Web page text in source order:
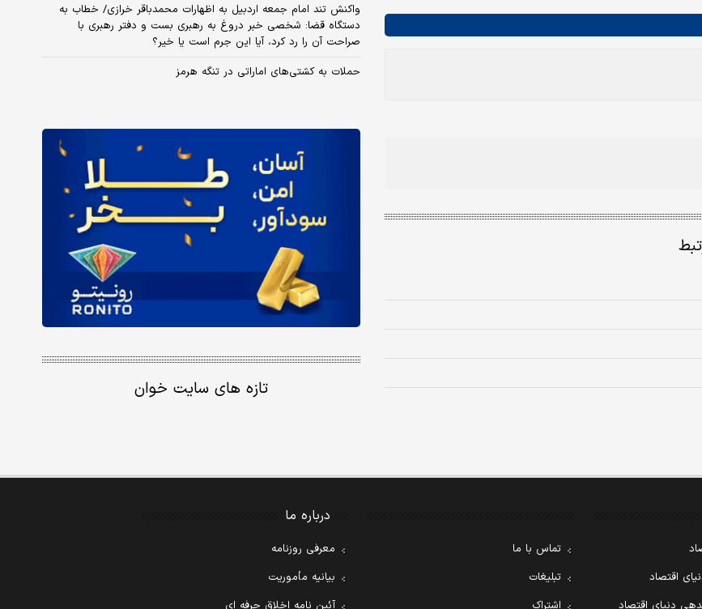
واکنش تند امام جمعه اردبیل به اظهارات محمدباقر خرازی/ خطاب به
دستگاه قضا: شخصی خبر دروغ به رهبری بست و دفتر رهبری با
صراحت آن را رد کرد، آیا این جرم است یا خیر؟
حملات به کشتی‌های اماراتی در تنگه هرمز
تازه های سایت خوان
اقتصاد
دنیای اقتصاد
تماس با ما
تبلیغات
اشتراک
درباره ما
معرفی روزنامه
بیانیه مأموریت
آئین نامه اخلاق حرفه ای